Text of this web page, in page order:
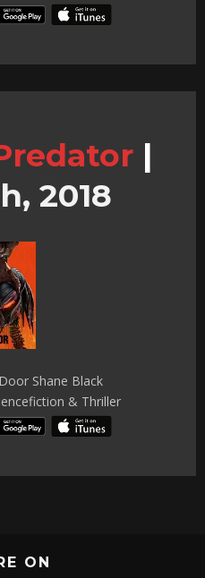
|
2018
Shane Black
& Thriller
ON